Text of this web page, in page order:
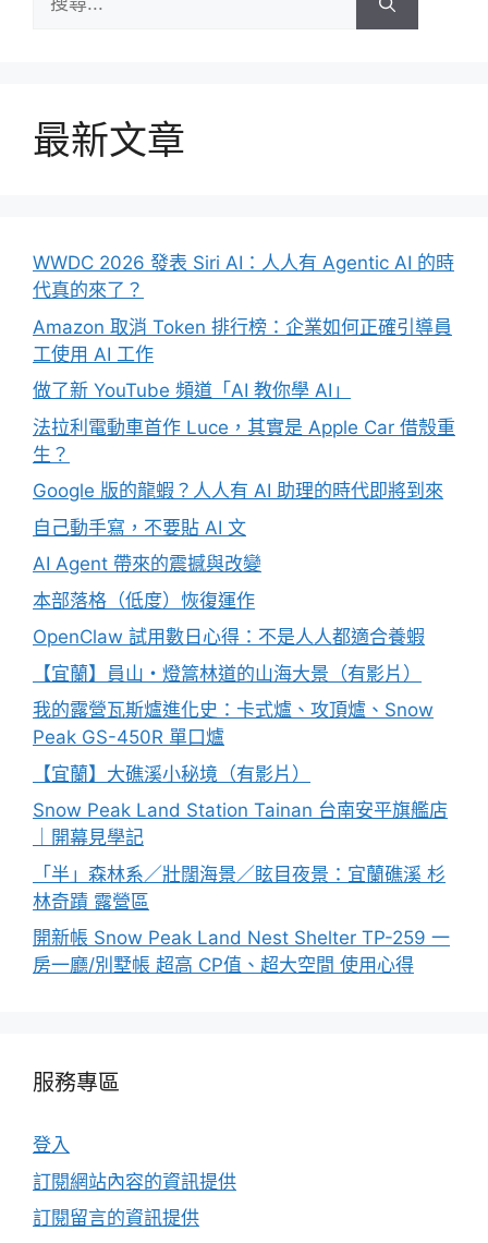
尋:
最新文章
WWDC 2026 發表 Siri AI：人人有 Agentic AI 的時
代真的來了？
Amazon 取消 Token 排行榜：企業如何正確引導員
工使用 AI 工作
做了新 YouTube 頻道「AI 教你學 AI」
法拉利電動車首作 Luce，其實是 Apple Car 借殼重
生？
Google 版的龍蝦？人人有 AI 助理的時代即將到來
自己動手寫，不要貼 AI 文
AI Agent 帶來的震撼與改變
本部落格（低度）恢復運作
OpenClaw 試用數日心得：不是人人都適合養蝦
【宜蘭】員山・燈篙林道的山海大景（有影片）
我的露營瓦斯爐進化史：卡式爐、攻頂爐、Snow
Peak GS-450R 單口爐
【宜蘭】大礁溪小秘境（有影片）
Snow Peak Land Station Tainan 台南安平旗艦店
｜開幕見學記
「半」森林系／壯闊海景／眩目夜景：宜蘭礁溪 杉
林奇蹟 露營區
開新帳 Snow Peak Land Nest Shelter TP-259 一
房一廳/別墅帳 超高 CP值、超大空間 使用心得
服務專區
登入
訂閱網站內容的資訊提供
訂閱留言的資訊提供